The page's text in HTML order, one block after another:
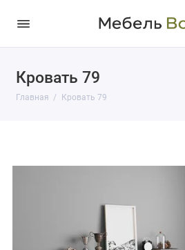
Кровать 79
Главная Кровать 79